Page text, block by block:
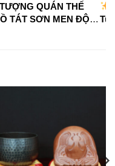
TƯỢNG QUÁN THẾ
TÁT SƠN MEN ĐỘ